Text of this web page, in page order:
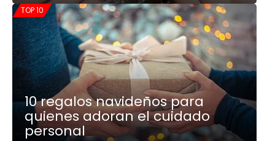
TOP 10
10 regalos navideños para
quienes adoran el cuidado
personal